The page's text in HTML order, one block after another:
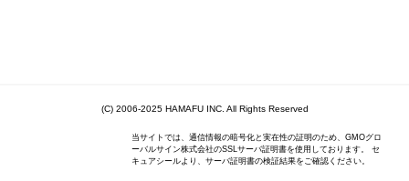
(C) 2006-2025 HAMAFU INC. All Rights Reserved
当サイトでは、通信情報の暗号化と実在性の証明のため、GMOグロ
ーバルサイン株式会社のSSLサーバ証明書を使用しております。 セ
キュアシールより、サーバ証明書の検証結果をご確認ください。